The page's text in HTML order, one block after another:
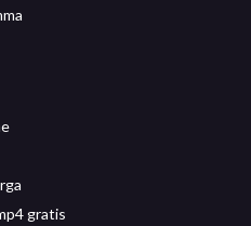
gratis